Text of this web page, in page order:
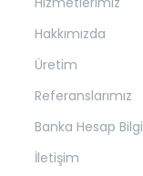
Hakkımızda
Üretim
Referanslarımız
Banka Hesap
İletişim